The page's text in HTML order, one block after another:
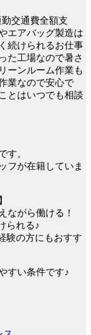
交通費全額支
エアバッグ製造は
続けられるお仕事
た工場なので暑さ
ーンルーム作業も
業なので安心で
とはいつでも相談
す。
フが在籍していま
ながら働ける！
られる♪
験の方にもおすす
すい条件です♪